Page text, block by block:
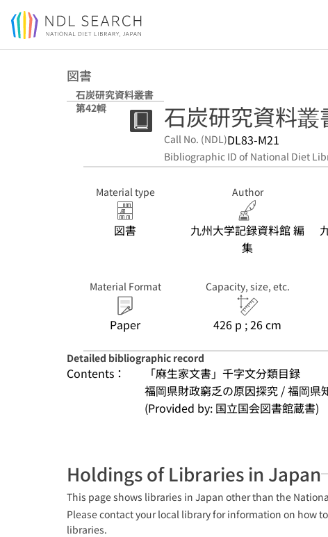
Jump to main content
図書
石炭研究資料叢書
第42輯
石炭研究資料叢
Call No. (NDL)DL83-M21
Bibliographic ID of National Diet
Material type
図書
Author
九州大学記録資料館 編
集
Material Format
Paper
Capacity, size, etc.
426 p ; 26 cm
Detailed bibliographic record
Contents：
「麻生家文書」千字文分類目録
福岡県財政窮乏の原因探究 / 福岡県
(Provided by: 国立国会図書館蔵書)
Holdings of Libraries in Japan
This page shows libraries in Japan other than the
Please contact your local library for information on how
libraries.